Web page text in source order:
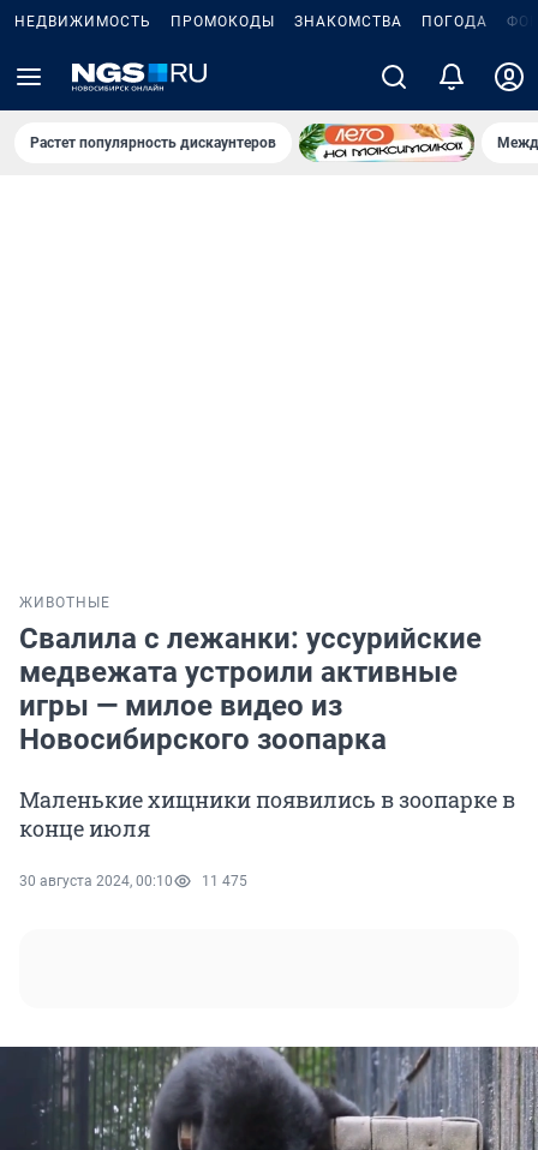
НЕДВИЖИМОСТЬ ПРОМОКОДЫ ЗНАКОМСТВА ПОГОДА
Растет популярность дискаунтеров
ЖИВОТНЫЕ
Свалила с лежанки: уссурийские
медвежата устроили активные
игры — милое видео из
Новосибирского зоопарка
Маленькие хищники появились в зоопарке в
конце июля
30 августа 2024, 00:10 11 475